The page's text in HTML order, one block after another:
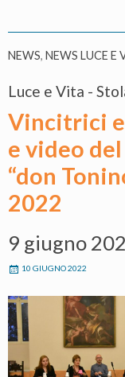
NEWS, NEWS LUCE E
Luce e Vita -
Vincitrici
e video
“don
2022
9 giugno
10 GIUGNO 2022